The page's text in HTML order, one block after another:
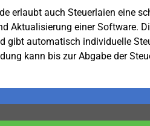
erlaubt auch Steuerlaien eine
Aktualisierung einer Software.
gibt automatisch individuelle
kann bis zur Abgabe der